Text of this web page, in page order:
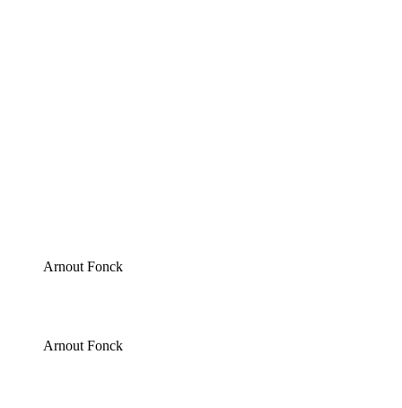
Arnout Fonck
Arnout Fonck